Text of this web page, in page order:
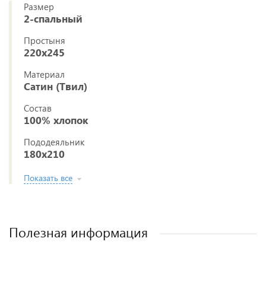
Размер
2-спальный
Простыня
220x245
Материал
Сатин (Твил)
Состав
100% хлопок
Пододеяльник
180x210
Показать все
Полезная информация